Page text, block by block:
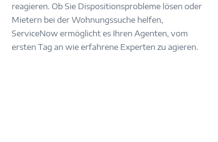
reagieren. Ob Sie Dispositionsprobleme lösen oder
Mietern bei der Wohnungssuche helfen,
ServiceNow ermöglicht es Ihren Agenten, vom
ersten Tag an wie erfahrene Experten zu agieren.